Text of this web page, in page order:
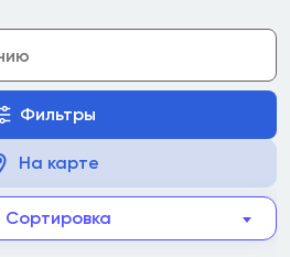
Фильтры
На карте
Сортировка